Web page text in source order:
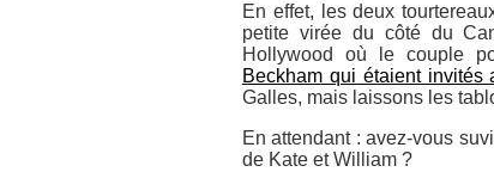
En effet, les deux
petite virée du côté du
Hollywood où le couple
Beckham qui étaient invités
Galles, mais laissons les
En attendant : avez-vous
de Kate et William ?